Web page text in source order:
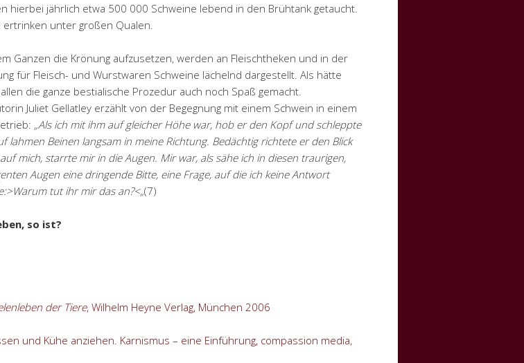
hierbei jährlich etwa 500 000 Schweine lebend in den Brühtank getaucht.
ertrinken unter großen Qualen.
Ganzen die Krönung aufzusetzen, werden an Fleischtheken und in der
für Fleisch- und Wurstwaren Schweine lächelnd dargestellt. Als hätte
die ganze bestialische Prozedur auch noch Spaß gemacht.
Juliet Gellatley erzählt von der Begegnung mit einem Schwein in einem
„Als ich mit ihm auf gleicher Höhe war, hob er den Kopf und schleppte
lahmen Beinen langsam in meine Richtung. Bedächtig richtete er den Blick
mich, starrte mir in die Augen. Mir war, als sähe ich in diesen traurigen,
Augen eine dringende Bitte, eine Frage, auf die ich keine Antwort
tut ihr mir das an?<„(7)
so ist?
der Tiere, Wilhelm Heyne Verlag, München 2006
und Kühe anziehen. Karnismus – eine Einführung, compassion media,